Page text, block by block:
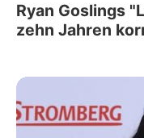
Ryan Goslings
zehn Jahren